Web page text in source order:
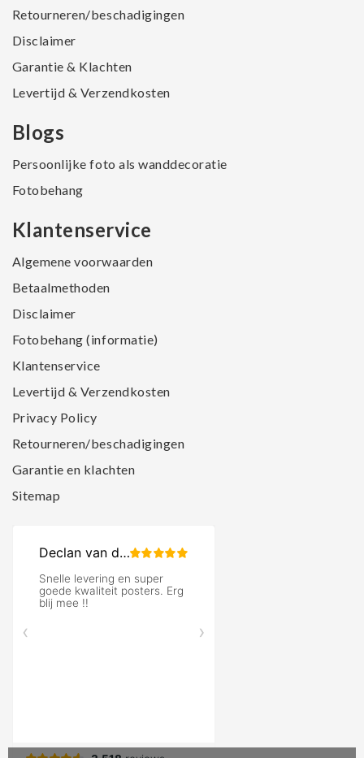
Retourneren/beschadigingen
Disclaimer
Garantie & Klachten
Levertijd & Verzendkosten
Blogs
Persoonlijke foto als wanddecoratie
Fotobehang
Klantenservice
Algemene voorwaarden
Betaalmethoden
Disclaimer
Fotobehang (informatie)
Klantenservice
Levertijd & Verzendkosten
Privacy Policy
Retourneren/beschadigingen
Garantie en klachten
Sitemap